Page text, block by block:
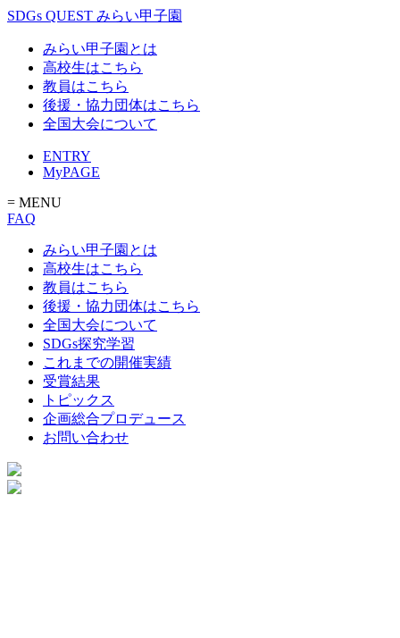
SDGs QUEST みらい甲子園
みらい甲子園とは
高校生はこちら
教員はこちら
後援・協力団体はこちら
全国大会について
ENTRY
MyPAGE
= MENU
FAQ
みらい甲子園とは
高校生はこちら
教員はこちら
後援・協力団体はこちら
全国大会について
SDGs探究学習
これまでの開催実績
受賞結果
トピックス
企画総合プロデュース
お問い合わせ